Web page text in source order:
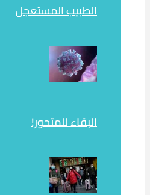
الطبيب المستعجل
البقاء للمتحور!